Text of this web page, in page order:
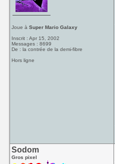
Joue àSuper Mario Galaxy
Inscrit : Apr 15, 2002
Messages : 8699
De : la contrée de la demi-fibre
Hors ligne
Sodom
Gros pixel